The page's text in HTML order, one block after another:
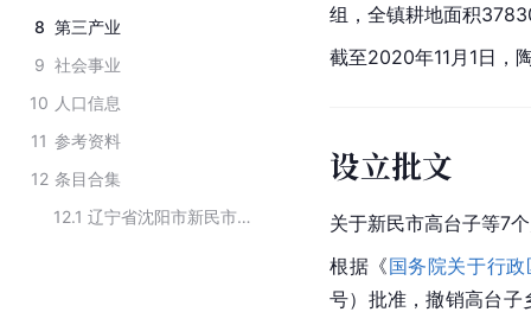
8 第三产业
9 社会事业
10 人口信息
11 参考资料
12 条目合集
12.1
辽宁省沈阳市新民市下辖镇
组，全镇耕地面积
截至2020年11月1日，
设立批文
关于新民市高台子等7
根据《国务院关于行
号）批准，撤销高台子